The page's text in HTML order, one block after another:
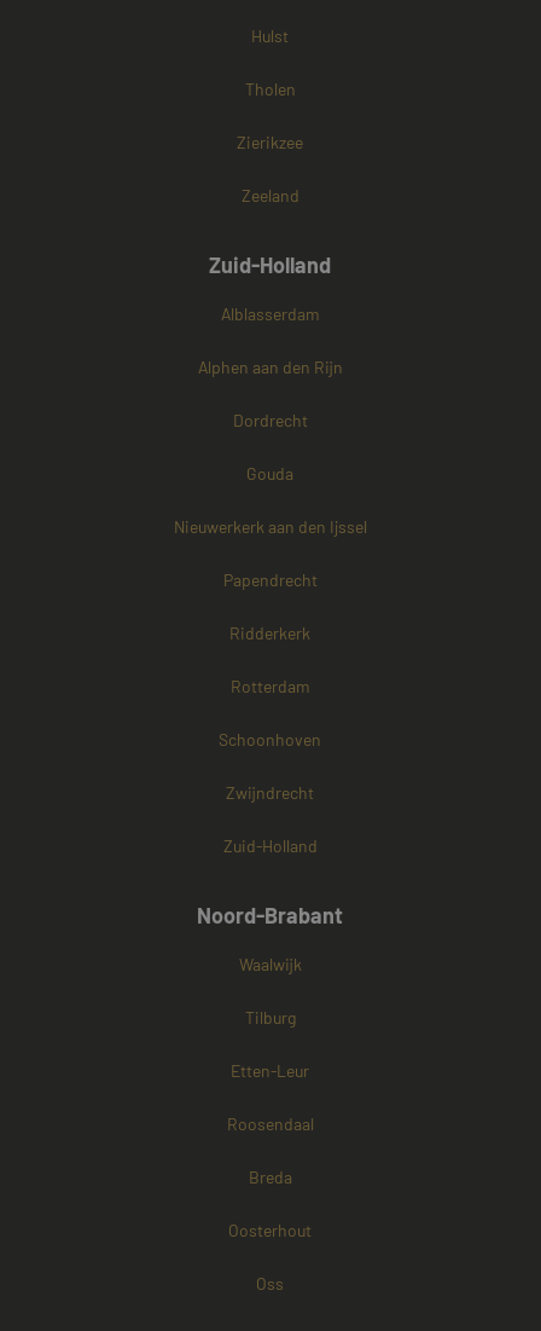
Hulst
Tholen
Zierikzee
Zeeland
Zuid-Holland
Alblasserdam
Alphen aan den Rijn
Dordrecht
Gouda
Nieuwerkerk aan den Ijssel
Papendrecht
Ridderkerk
Rotterdam
Schoonhoven
Zwijndrecht
Zuid-Holland
Noord-Brabant
Waalwijk
Tilburg
Etten-Leur
Roosendaal
Breda
Oosterhout
Oss